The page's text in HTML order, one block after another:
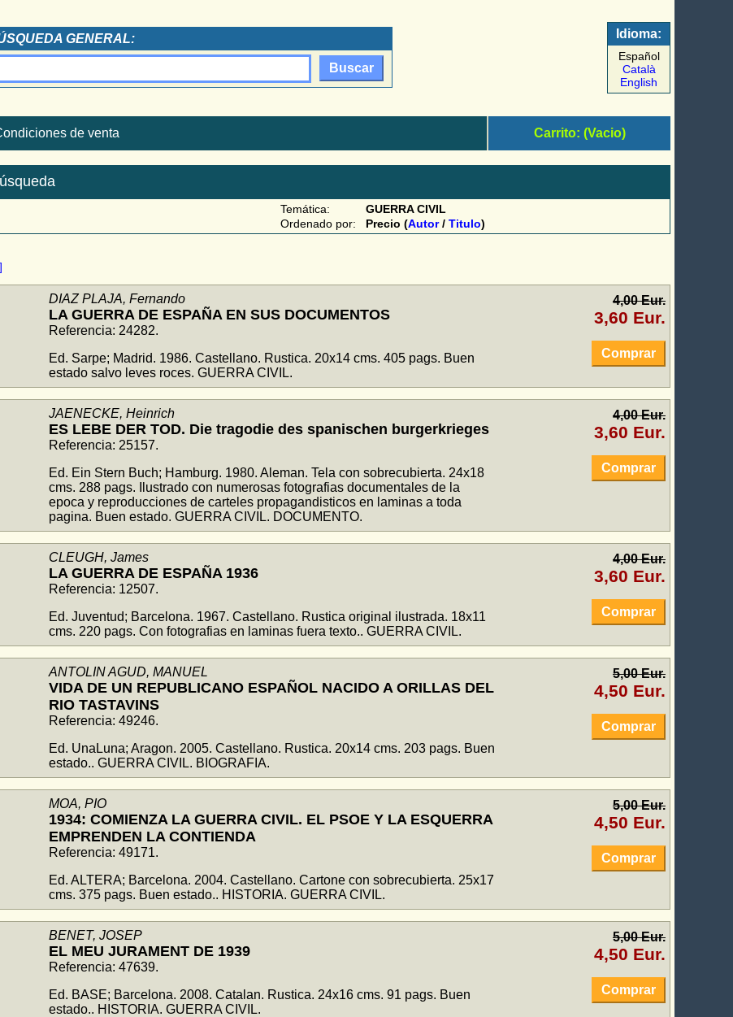
GENERAL: Idioma:
Español
Català
English
de venta Carrito: (Vacio)
Temática:
GUERRA CIVIL
Ordenado por:
Precio (Autor/ Titulo)
DIAZ PLAJA, Fernando
LA GUERRA DE ESPAÑA EN SUS DOCUMENTOS
Referencia: 24282.
Ed. Sarpe; Madrid. 1986. Castellano. Rustica. 20x14 cms. 405 pags. Buen
estado salvo leves roces. GUERRA CIVIL.
4,00 Eur.
3,60 Eur.
Comprar
JAENECKE, Heinrich
ES LEBE DER TOD. Die tragodie des spanischen burgerkrieges
Referencia: 25157.
Ed. Ein Stern Buch; Hamburg. 1980. Aleman. Tela con sobrecubierta. 24x18
cms. 288 pags. Ilustrado con numerosas fotografias documentales de la
epoca y reproducciones de carteles propagandisticos en laminas a toda
pagina. Buen estado. GUERRA CIVIL. DOCUMENTO.
4,00 Eur.
3,60 Eur.
Comprar
CLEUGH, James
LA GUERRA DE ESPAÑA 1936
Referencia: 12507.
Ed. Juventud; Barcelona. 1967. Castellano. Rustica original ilustrada. 18x11
cms. 220 pags. Con fotografias en laminas fuera texto.. GUERRA CIVIL.
4,00 Eur.
3,60 Eur.
Comprar
ANTOLIN AGUD, MANUEL
VIDA DE UN REPUBLICANO ESPAÑOL NACIDO A ORILLAS DEL
RIO TASTAVINS
Referencia: 49246.
Ed. UnaLuna; Aragon. 2005. Castellano. Rustica. 20x14 cms. 203 pags. Buen
estado.. GUERRA CIVIL. BIOGRAFIA.
5,00 Eur.
4,50 Eur.
Comprar
MOA, PIO
1934: COMIENZA LA GUERRA CIVIL. EL PSOE Y LA ESQUERRA
EMPRENDEN LA CONTIENDA
Referencia: 49171.
Ed. ALTERA; Barcelona. 2004. Castellano. Cartone con sobrecubierta. 25x17
cms. 375 pags. Buen estado.. HISTORIA. GUERRA CIVIL.
5,00 Eur.
4,50 Eur.
Comprar
BENET, JOSEP
EL MEU JURAMENT DE 1939
Referencia: 47639.
Ed. BASE; Barcelona. 2008. Catalan. Rustica. 24x16 cms. 91 pags. Buen
estado.. HISTORIA. GUERRA CIVIL.
5,00 Eur.
4,50 Eur.
Comprar